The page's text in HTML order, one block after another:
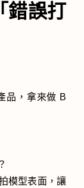
錯誤打
品，拿來做 B
模型表面，讓